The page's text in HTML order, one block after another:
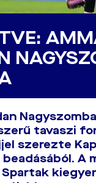
tavaszi
szerezte
A
Spartak